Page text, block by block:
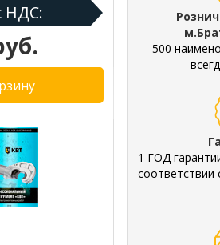
НДС:
500
1 ГОД
соответствии